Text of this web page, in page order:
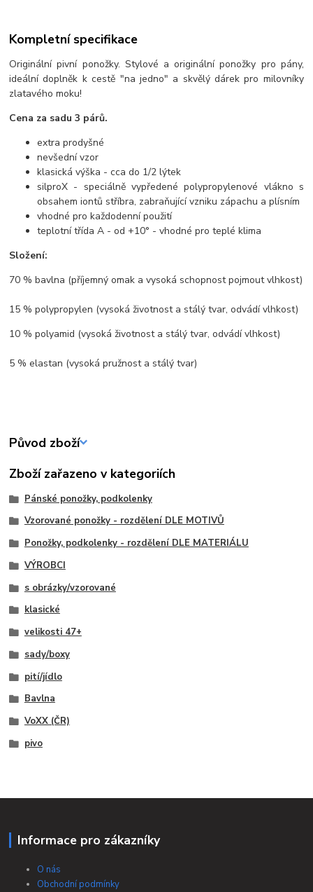
Kompletní specifikace
Originální pivní ponožky. Stylové a originální ponožky pro pány,
ideální doplněk k cestě "na jedno" a skvělý dárek pro milovníky
zlatavého moku!
Cena za sadu 3 párů.
extra prodyšné
nevšední vzor
klasická výška - cca do 1/2 lýtek
silproX - speciálně vypředené polypropylenové vlákno s
obsahem iontů stříbra, zabraňující vzniku zápachu a plísním
vhodné pro každodenní použití
teplotní třída A - od +10° - vhodné pro teplé klima
Složení:
70 % bavlna (příjemný omak a vysoká schopnost pojmout vlhkost)
15 % polypropylen (vysoká životnost a stálý tvar, odvádí vlhkost)
10 % polyamid (vysoká životnost a stálý tvar, odvádí vlhkost)
5 % elastan (vysoká pružnost a stálý tvar)
Původ zboží
Zboží zařazeno v kategoriích
Pánské ponožky, podkolenky
Vzorované ponožky - rozdělení DLE MOTIVŮ
Ponožky, podkolenky - rozdělení DLE MATERIÁLU
VÝROBCI
s obrázky/vzorované
klasické
velikosti 47+
sady/boxy
pití/jídlo
Bavlna
VoXX (ČR)
pivo
Informace pro zákazníky
O nás
Obchodní podmínky